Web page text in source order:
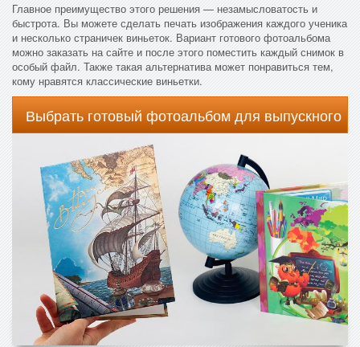
Главное преимущество этого решения — незамысловатость и
быстрота. Вы можете сделать печать изображения каждого ученика
и несколько страничек виньеток. Вариант готового фотоальбома
можно заказать на сайте и после этого поместить каждый снимок в
особый файл. Также такая альтернатива может понравиться тем,
кому нравятся классические виньетки.
Выбрать готовый фотоальбом для выпускного